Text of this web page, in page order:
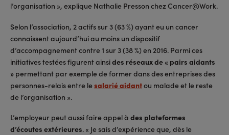
l’organisation », explique Nathalie Presson chez Cancer@Work.
Selon l’association, 2 actifs sur 3 (63 %) ayant eu un cancer
connaissent aujourd’hui au moins un dispositif
d’accompagnement contre 1 sur 3 (38 %) en 2016. Parmi ces
initiatives testées figurent ainsides réseaux de « pairs aidants
» permettant par exemple de former dans des entreprises des
personnes-relais entre lesalarié aidantou malade et le reste
de l’organisation ».
L’employeur peut aussi faire appel à des plateformes
d’écoutes extérieures. « Je sais d’expérience que, dès le